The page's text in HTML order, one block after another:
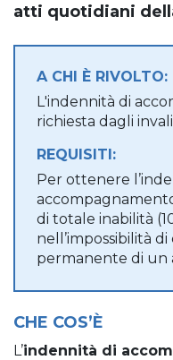
atti quotidiani
A CHI È RIVOLTO:
L'indennità di
richiesta dagli
REQUISITI:
Per ottenere
di totale inabilità
nell’impossibilità
permanente di un
CHE COS’È
L’indennità di